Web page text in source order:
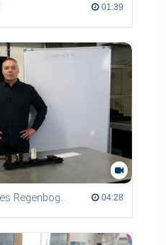
01:39
Dispersion am Besipiel des Regenbogens 04:28